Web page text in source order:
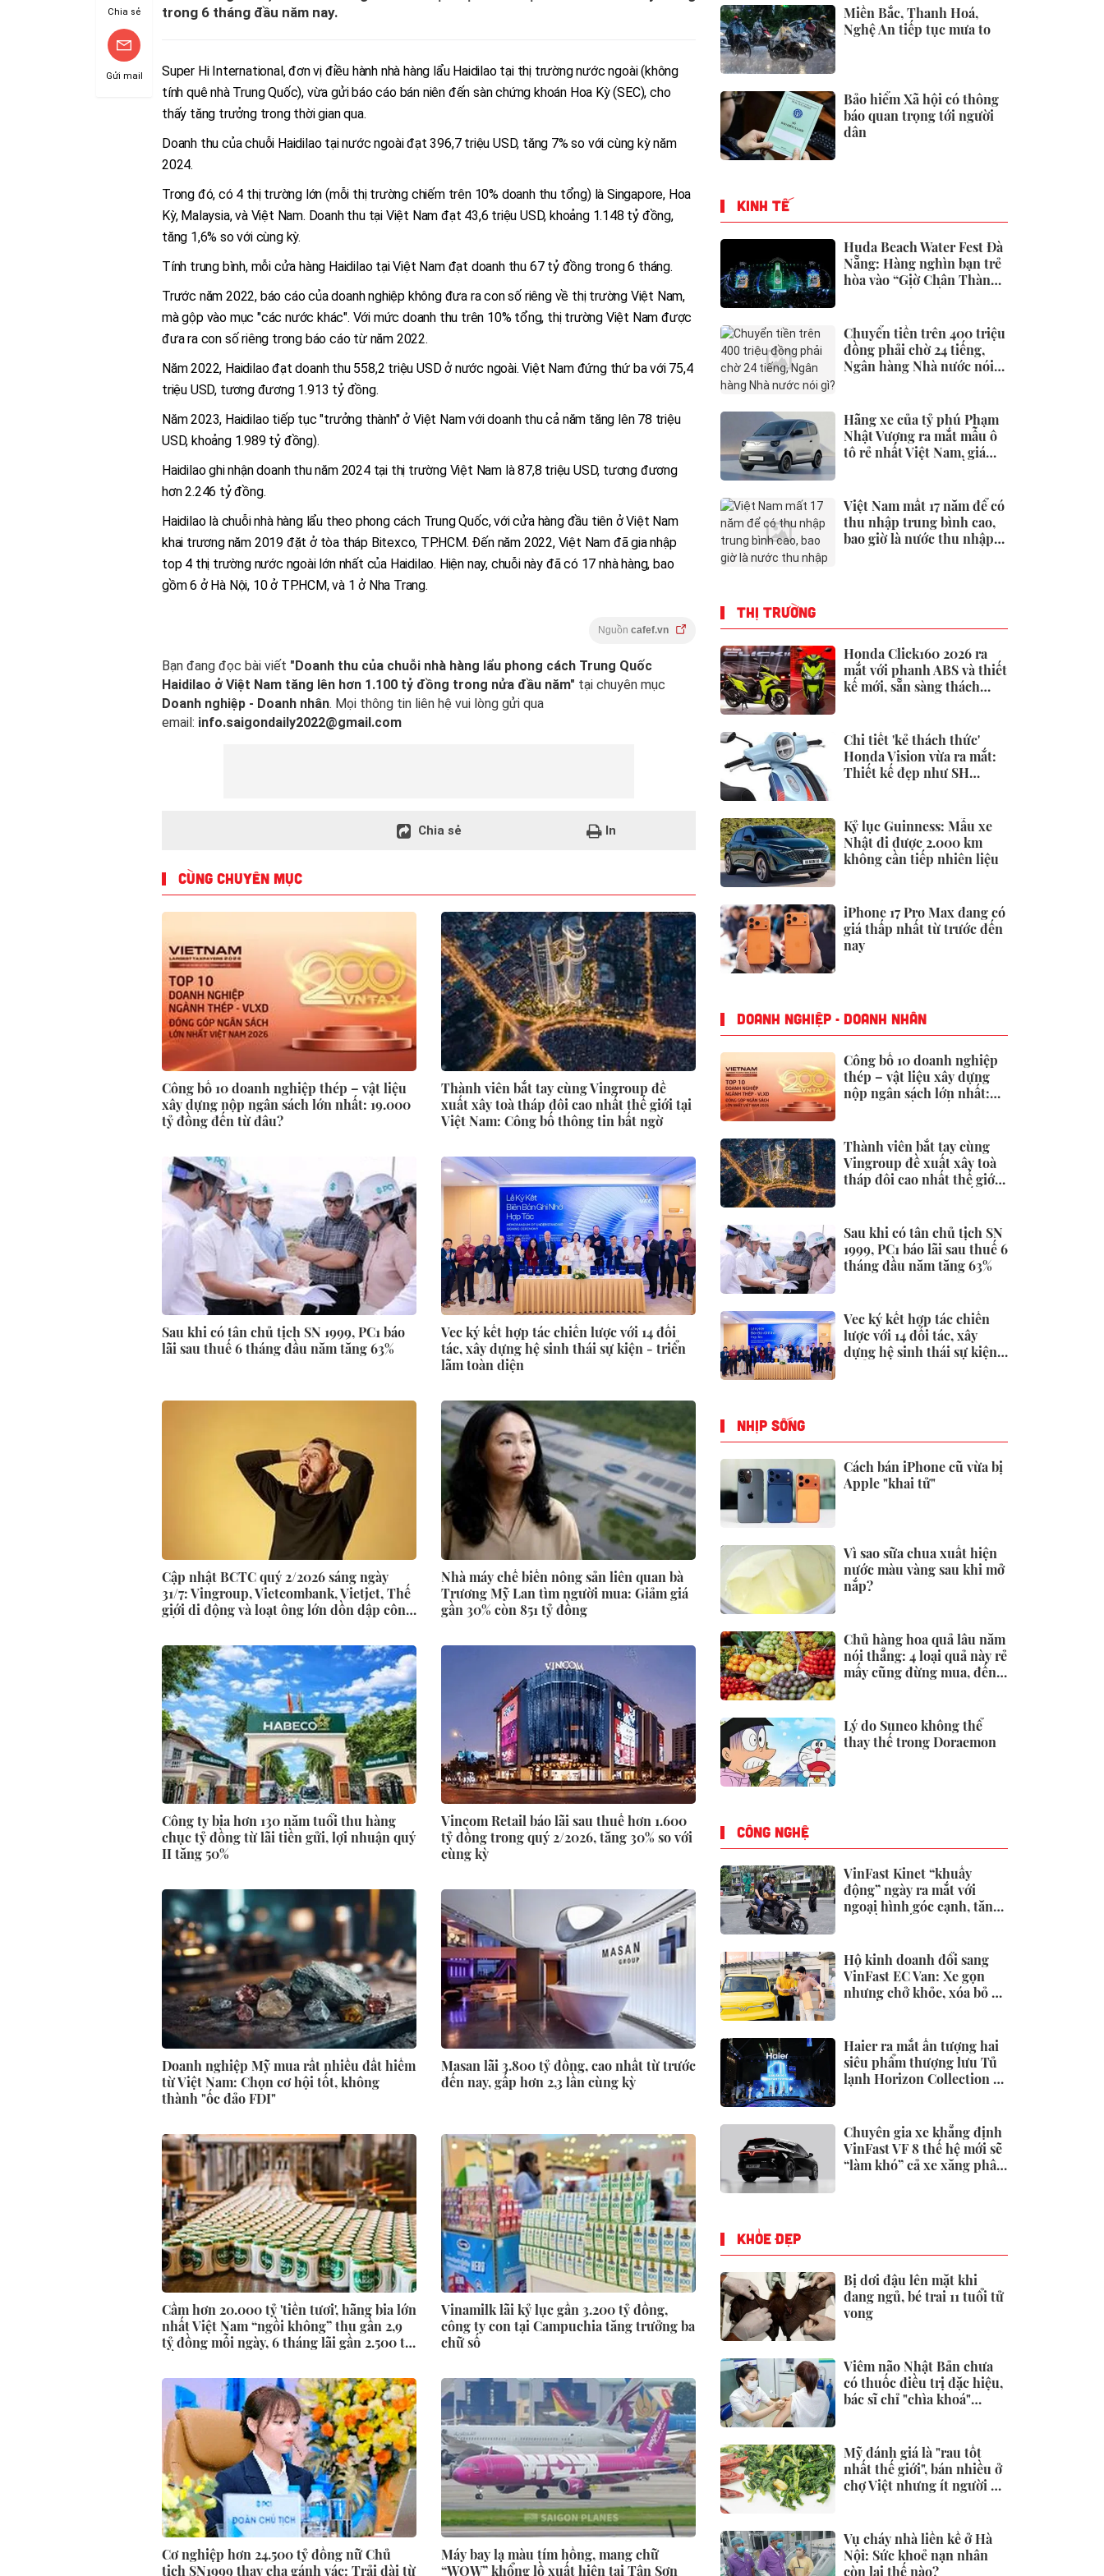
Chia sẻ
Gửi mail
trong 6 tháng đầu năm nay.
Super Hi International, đơn vị điều hành nhà hàng lẩu Haidilao tại thị trường nước ngoài (không
tính quê nhà Trung Quốc), vừa gửi báo cáo bán niên đến sàn chứng khoán Hoa Kỳ (SEC), cho
thấy tăng trưởng trong thời gian qua.
Doanh thu của chuỗi Haidilao tại nước ngoài đạt 396,7 triệu USD, tăng 7% so với cùng kỳ năm
2024.
Trong đó, có 4 thị trường lớn (mỗi thị trường chiếm trên 10% doanh thu tổng) là Singapore, Hoa
Kỳ, Malaysia, và Việt Nam. Doanh thu tại Việt Nam đạt 43,6 triệu USD, khoảng 1.148 tỷ đồng,
tăng 1,6% so với cùng kỳ.
Tính trung bình, mỗi cửa hàng Haidilao tại Việt Nam đạt doanh thu 67 tỷ đồng trong 6 tháng .
Trước năm 2022, báo cáo của doanh nghiệp không đưa ra con số riêng về thị trường Việt Nam,
mà gộp vào mục "các nước khác". Với mức doanh thu trên 10% tổng, thị trường Việt Nam được
đưa ra con số riêng trong báo cáo từ năm 2022.
Năm 2022, Haidilao đạt doanh thu 558,2 triệu USD ở nước ngoài. Việt Nam đứng thứ ba với 75,4
triệu USD, tương đương 1.913 tỷ đồng.
Năm 2023, Haidilao tiếp tục "trưởng thành" ở Việt Nam với doanh thu cả năm tăng lên 78 triệu
USD, khoảng 1.989 tỷ đồng).
Haidilao ghi nhận doanh thu năm 2024 tại thị trường Việt Nam là 87,8 triệu USD, tương đương
hơn 2.246 tỷ đồng.
Haidilao là chuỗi nhà hàng lẩu theo phong cách Trung Quốc, với cửa hàng đầu tiên ở Việt Nam
khai trương năm 2019 đặt ở tòa tháp Bitexco, TP.HCM. Đến năm 2022, Việt Nam đã gia nhập
top 4 thị trường nước ngoài lớn nhất của Haidilao. Hiện nay, chuỗi này đã có 17 nhà hàng, bao
gồm 6 ở Hà Nội, 10 ở TP.HCM, và 1 ở Nha Trang.
Nguồn cafef.vn
Bạn đang đọc bài viết "Doanh thu của chuỗi nhà hàng lẩu phong cách Trung Quốc
Haidilao ở Việt Nam tăng lên hơn 1.100 tỷ đồng trong nửa đầu năm" tại chuyên mục
Doanh nghiệp - Doanh nhân. Mọi thông tin liên hệ vui lòng gửi qua
email: info.saigondaily2022@gmail.com
Chia sẻ In
CÙNG CHUYÊN MỤC
Công bố 10 doanh nghiệp thép – vật liệu
xây dựng nộp ngân sách lớn nhất: 19.000
tỷ đồng đến từ đâu?
Thành viên bắt tay cùng Vingroup đề
xuất xây toà tháp đôi cao nhất thế giới tại
Việt Nam: Công bố thông tin bất ngờ
Sau khi có tân chủ tịch SN 1999, PC1 báo
lãi sau thuế 6 tháng đầu năm tăng 63%
Vec ký kết hợp tác chiến lược với 14 đối
tác, xây dựng hệ sinh thái sự kiện - triển
lãm toàn diện
Cập nhật BCTC quý 2/2026 sáng ngày
31/7: Vingroup, Vietcombank, Vietjet, Thế
giới di động và loạt ông lớn dồn dập công
Nhà máy chế biến nông sản liên quan bà
Trương Mỹ Lan tìm người mua: Giảm giá
gần 30% còn 851 tỷ đồng
Công ty bia hơn 130 năm tuổi thu hàng
chục tỷ đồng từ lãi tiền gửi, lợi nhuận quý
II tăng 50%
Vincom Retail báo lãi sau thuế hơn 1.600
tỷ đồng trong quý 2/2026, tăng 30% so với
cùng kỳ
Doanh nghiệp Mỹ mua rất nhiều đất hiếm
từ Việt Nam: Chọn cơ hội tốt, không
thành "ốc đảo FDI"
Masan lãi 3.800 tỷ đồng, cao nhất từ trước
đến nay, gấp hơn 2,3 lần cùng kỳ
Cầm hơn 20.000 tỷ 'tiền tươi', hãng bia lớn
nhất Việt Nam “ngồi không” thu gần 2,9
tỷ đồng mỗi ngày, 6 tháng lãi gần 2.500 tỷ
Vinamilk lãi kỷ lục gần 3.200 tỷ đồng,
công ty con tại Campuchia tăng trưởng ba
chữ số
Cơ nghiệp hơn 24.500 tỷ đồng nữ Chủ
tịch SN1999 thay cha gánh vác: Trải dài từ
Máy bay lạ màu tím hồng, mang chữ
“WOW” khổng lồ xuất hiện tại Tân Sơn
Miền Bắc, Thanh Hoá,
Nghệ An tiếp tục mưa to
Bảo hiểm Xã hội có thông
báo quan trọng tới người
dân
KINH TẾ
Huda Beach Water Fest Đà
Nẵng: Hàng nghìn bạn trẻ
hòa vào “Giờ Chân Thành”
Chuyển tiền trên 400 triệu
đồng phải chờ 24 tiếng,
Ngân hàng Nhà nước nói
Hãng xe của tỷ phú Phạm
Nhật Vượng ra mắt mẫu ô
tô rẻ nhất Việt Nam, giá
Việt Nam mất 17 năm để có
thu nhập trung bình cao,
bao giờ là nước thu nhập
THỊ TRƯỜNG
Honda Click160 2026 ra
mắt với phanh ABS và thiết
kế mới, sẵn sàng thách
Chi tiết 'kẻ thách thức'
Honda Vision vừa ra mắt:
Thiết kế đẹp như SH
Kỷ lục Guinness: Mẫu xe
Nhật đi được 2.000 km
không cần tiếp nhiên liệu
iPhone 17 Pro Max đang có
giá thấp nhất từ trước đến
nay
DOANH NGHIỆP - DOANH NHÂN
Công bố 10 doanh nghiệp
thép – vật liệu xây dựng
nộp ngân sách lớn nhất:
Thành viên bắt tay cùng
Vingroup đề xuất xây toà
tháp đôi cao nhất thế giới
Sau khi có tân chủ tịch SN
1999, PC1 báo lãi sau thuế 6
tháng đầu năm tăng 63%
Vec ký kết hợp tác chiến
lược với 14 đối tác, xây
dựng hệ sinh thái sự kiện -
NHỊP SỐNG
Cách bán iPhone cũ vừa bị
Apple "khai tử"
Vì sao sữa chua xuất hiện
nước màu vàng sau khi mở
nắp?
Chủ hàng hoa quả lâu năm
nói thẳng: 4 loại quả này rẻ
mấy cũng đừng mua, đến
Lý do Suneo không thể
thay thế trong Doraemon
CÔNG NGHỆ
VinFast Kinet “khuấy
động” ngày ra mắt với
ngoại hình góc cạnh, tăng
Hộ kinh doanh đổi sang
VinFast EC Van: Xe gọn
nhưng chở khỏe, xóa bỏ áp
Haier ra mắt ấn tượng hai
siêu phẩm thượng lưu Tủ
lạnh Horizon Collection và
Chuyên gia xe khẳng định
VinFast VF 8 thế hệ mới sẽ
“làm khó” cả xe xăng phân
KHỎE ĐẸP
Bị dơi đậu lên mặt khi
đang ngủ, bé trai 11 tuổi tử
vong
Viêm não Nhật Bản chưa
có thuốc điều trị đặc hiệu,
bác sĩ chỉ "chìa khoá"
Mỹ đánh giá là "rau tốt
nhất thế giới", bán nhiều ở
chợ Việt nhưng ít người để
Vụ cháy nhà liền kề ở Hà
Nội: Sức khoẻ nạn nhân
còn lại thế nào?